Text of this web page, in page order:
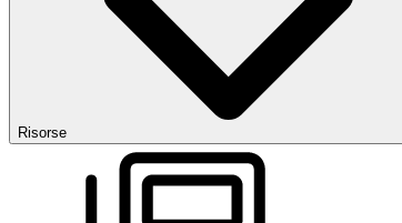
Risorse